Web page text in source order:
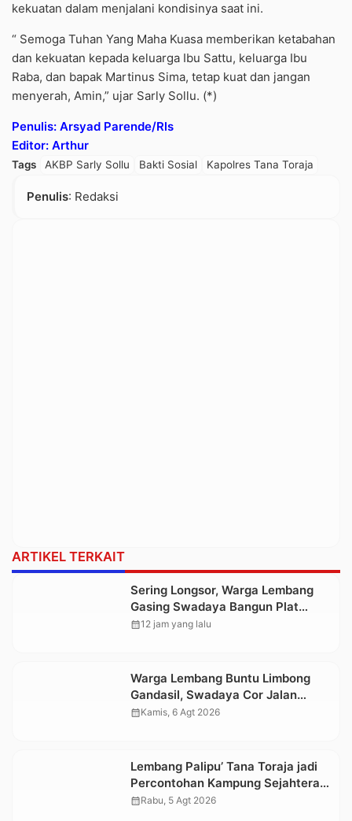
kekuatan dalam menjalani kondisinya saat ini.
“ Semoga Tuhan Yang Maha Kuasa memberikan ketabahan
dan kekuatan kepada keluarga Ibu Sattu, keluarga Ibu
Raba, dan bapak Martinus Sima, tetap kuat dan jangan
menyerah, Amin,” ujar Sarly Sollu. (*)
Penulis: Arsyad Parende/Rls
Editor: Arthur
Tags AKBP Sarly Sollu Bakti Sosial Kapolres Tana Toraja
Penulis: Redaksi
ARTIKEL TERKAIT
Sering Longsor, Warga Lembang
Gasing Swadaya Bangun Plat
Deker dan Talut Jalan Penghubung
calendar_month12 jam yang lalu
Warga Lembang Buntu Limbong
Gandasil, Swadaya Cor Jalan
Sepanjang 500 Meter
calendar_monthKamis, 6 Agt 2026
Lembang Palipu’ Tana Toraja jadi
Percontohan Kampung Sejahtera
oleh Kemensos
calendar_monthRabu, 5 Agt 2026